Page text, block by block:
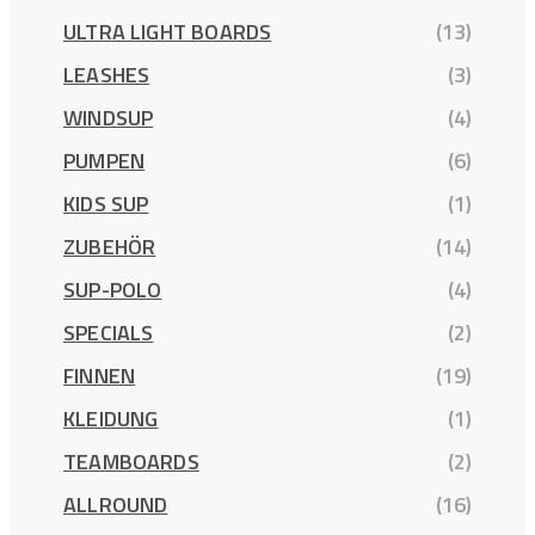
ULTRA LIGHT BOARDS
(13)
LEASHES
(3)
WINDSUP
(4)
PUMPEN
(6)
KIDS SUP
(1)
ZUBEHÖR
(14)
SUP-POLO
(4)
SPECIALS
(2)
FINNEN
(19)
KLEIDUNG
(1)
TEAMBOARDS
(2)
ALLROUND
(16)